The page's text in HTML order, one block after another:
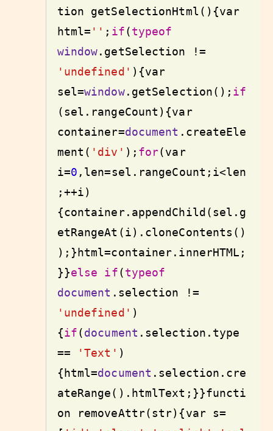
tion getSelectionHtml(){var
html= '' ; if(typeof
window
'undefined' ){var
sel=window.getSelection(); if
(sel.rangeCount){var
container=document .createEle
ment( 'div' ); for(var
i=0 ,len=sel.rangeCount;i<len
;++i)
{container.appendChild(sel.g
etRangeAt(i).cloneContents()
);}html=container.innerHTML;
}}else if(typeof
document
'undefined' )
{if(document .selection.type
==
'Text' )
{html=document .selection.cre
ateRange().htmlText;}}functi
on removeAttr(str){var s=